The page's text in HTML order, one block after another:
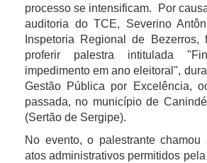
processo se intensificam. Por
auditoria do TCE, Severino
Inspetoria Regional de Bezerros,
proferir palestra intitulada
impedimento em ano eleitoral",
Gestão Pública por Excelência,
passada, no município de
(Sertão de Sergipe).
No evento, o palestrante
atos administrativos permitidos